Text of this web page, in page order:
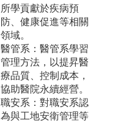
所學貢獻於疾病預
防、健康促進等相關
領域。
醫管系：醫管系學習
管理方法，以提昇醫
療品質、控制成本，
協助醫院永續經營。
職安系：對職安系認
為與工地安衛管理等